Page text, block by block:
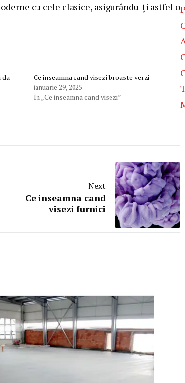
cu cele clasice, asigurându-ți astfel o
da
Ce inseamna cand visezi broaste verzi
ianuarie 29, 2025
În „Ce inseamna cand visezi”
Next
Ce inseamna cand
visezi furnici